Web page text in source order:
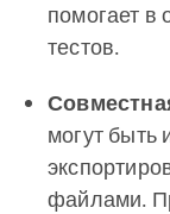
помогает в
тестов.
могут быть
файлами.